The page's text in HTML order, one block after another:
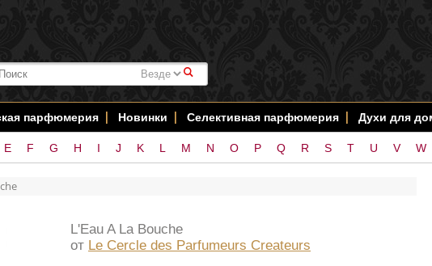
#
парфюмерия Новинки Селективная парфюмерия Духи для
E F G H I J K L M N O P Q R S T U V W
L'Eau A La Bouche
от Le Cercle des Parfumeurs Createurs